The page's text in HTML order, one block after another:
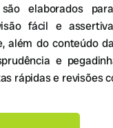
elaborados
fácil e
além do conteúdo
e
rápidas e revisões